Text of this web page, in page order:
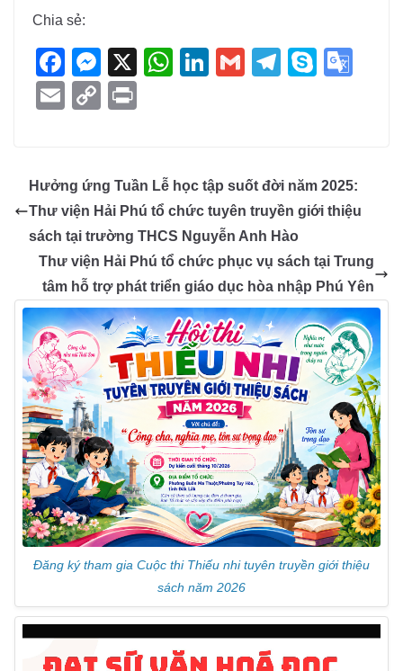
Chia sẻ:
F
a
c
b
o
o
k
M
e
ss
n
g
er
X
W
A
p
p
Li
dI
n
G
T
a
m
S
e
Tr
n
sl
at
e
E
C
y
Li
n
k
Hưởng ứng Tuần Lễ học tập suốt đời năm 2025:
Thư viện Hải Phú tổ chức tuyên truyền giới thiệu
sách tại trường THCS Nguyễn Anh Hào
Thư viện Hải Phú tổ chức phục vụ sách tại Trung
tâm hỗ trợ phát triển giáo dục hòa nhập Phú Yên
Đăng ký tham gia Cuộc thi Thiếu nhi tuyên truyền giới thiệu
sách năm 2026